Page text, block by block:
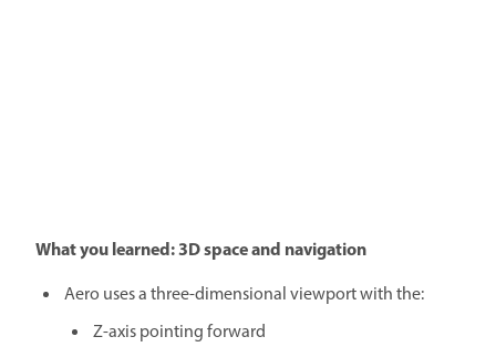
What you learned: 3D space and navigation
Aero uses a three-dimensional viewport with the:
Z-axis pointing forward